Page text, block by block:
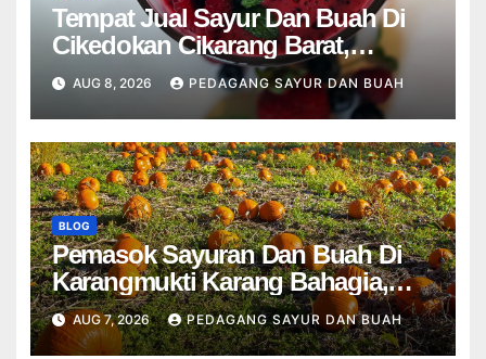
Tempat Jual Sayur Dan Buah Di
Cikedokan Cikarang Barat,
Karangsatu Karang Bahagia
Bekasi
AUG 8, 2026 PEDAGANG SAYUR DAN BUAH
BLOG
Pemasok Sayuran Dan Buah Di
Karangmukti Karang Bahagia,
Cikarang Kota Cikarang Utara
Bekasi
AUG 7, 2026 PEDAGANG SAYUR DAN BUAH